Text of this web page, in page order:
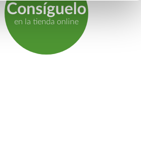
Consíguelo
en la tienda online